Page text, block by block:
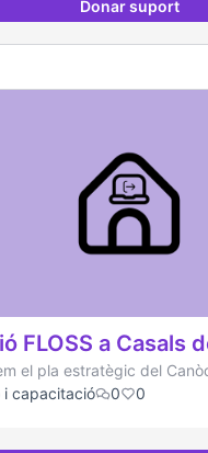
Donar suport
Àrees de
FLOSS a Casals
el pla estratègic del
i capacitació
0 0